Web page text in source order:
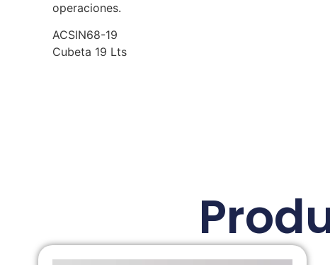
operaciones.
ACSIN68-19
Cubeta 19 Lts